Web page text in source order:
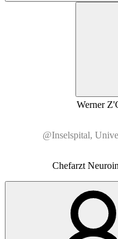
Werner
@Inselspital,
Chefarzt